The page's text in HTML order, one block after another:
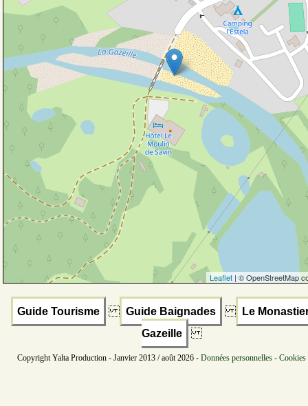
Leaflet | © OpenStreetMap
Guide Tourisme Guide Baignades
Le
Gazeille
Copyright Yalta Production - Janvier 2013 / août 2026 - Données personnelles -